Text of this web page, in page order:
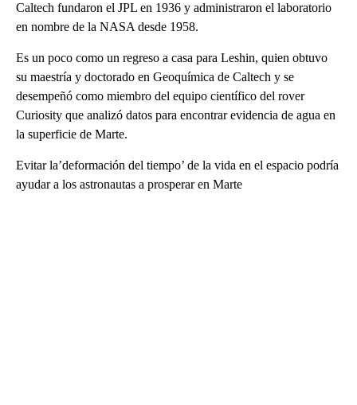
Caltech fundaron el JPL en 1936 y administraron el laboratorio
en nombre de la NASA desde 1958.
Es un poco como un regreso a casa para Leshin, quien obtuvo
su maestría y doctorado en Geoquímica de Caltech y se
desempeñó como miembro del equipo científico del rover
Curiosity que analizó datos para encontrar evidencia de agua en
la superficie de Marte.
Evitar la’deformación del tiempo’ de la vida en el espacio podría
ayudar a los astronautas a prosperar en Marte